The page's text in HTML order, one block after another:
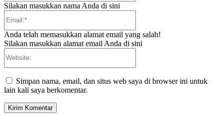
Silakan masukkan nama Anda di sini
Anda telah memasukkan alamat email yang salah!
Silakan masukkan alamat email Anda di sini
Simpan nama, email, dan situs web saya di browser ini untuk
lain kali saya berkomentar.